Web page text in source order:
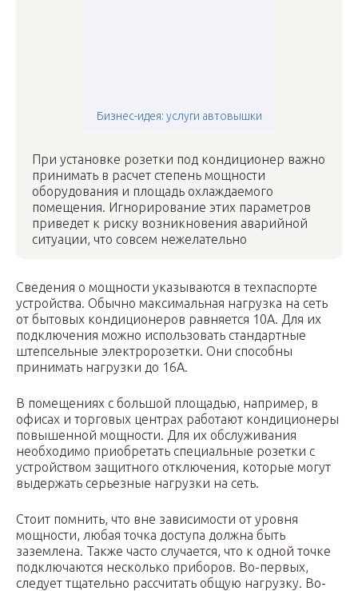
Бизнес-идея: услуги автовышки
При установке розетки под кондиционер важно
принимать в расчет степень мощности
оборудования и площадь охлаждаемого
помещения. Игнорирование этих параметров
приведет к риску возникновения аварийной
ситуации, что совсем нежелательно
Сведения о мощности указываются в техпаспорте
устройства. Обычно максимальная нагрузка на сеть
от бытовых кондиционеров равняется 10А. Для их
подключения можно использовать стандартные
штепсельные электророзетки. Они способны
принимать нагрузки до 16А.
В помещениях с большой площадью, например, в
офисах и торговых центрах работают кондиционеры
повышенной мощности. Для их обслуживания
необходимо приобретать специальные розетки с
устройством защитного отключения, которые могут
выдержать серьезные нагрузки на сеть.
Стоит помнить, что вне зависимости от уровня
мощности, любая точка доступа должна быть
заземлена. Также часто случается, что к одной точке
подключаются несколько приборов. Во-первых,
следует тщательно рассчитать общую нагрузку. Во-